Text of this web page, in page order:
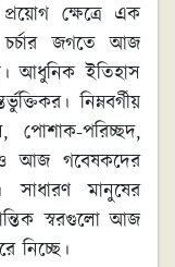
ক্ষেত্রে এক
চর্চার জগতে আজ
আধুনিক ইতিহাস
নিম্নবর্গীয়
পোশাক-পরিচ্ছদ,
আজ গবেষকদের
মানুষের
স্বরগুলো আজ
নিচ্ছে।